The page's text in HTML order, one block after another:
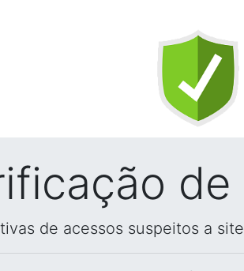
de acessos suspeitos a